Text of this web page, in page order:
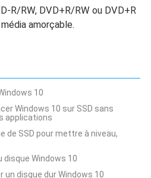
R/RW, DVD+R/RW ou DVD+R
amorçable.
10
Windows 10 sur SSD sans
applications
de SSD pour mettre à niveau,
disque Windows 10
un disque dur Windows 10